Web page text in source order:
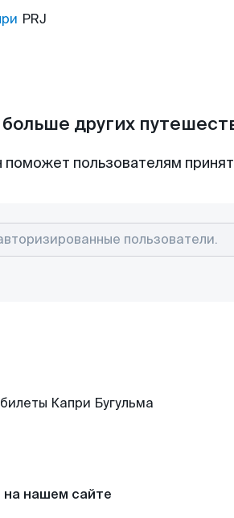
PRJ
других
пользователям
на нашем сайте